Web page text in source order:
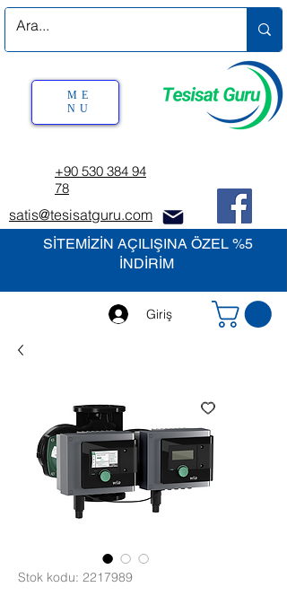
SİTEMİZİN AÇILIŞINA ÖZEL %5
İNDİRİM
+90 530 384 94
78
satis@tesisatguru.com
Giriş
ME
NU
Stok kodu: 2217989